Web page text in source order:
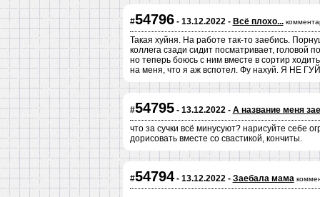
#54796- 13.12.2022 - Всё плохо...
Такая хуйня. На работе так-то заебись.
коллега сзади сидит посматривает, головой
но теперь боюсь с ним вместе в сортир
на меня, что я аж вспотел. Фу нахуй. Я НЕ
#54795- 13.12.2022 - А название меня
что за сучки всё минусуют? нарисуйте себе
дорисовать вместе со свастикой, кончиты.
#54794- 13.12.2022 - Заебала мама